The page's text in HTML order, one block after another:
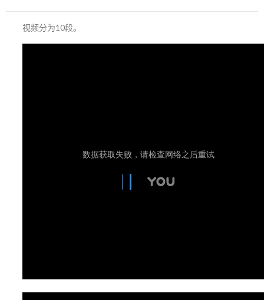
视频分为10段。